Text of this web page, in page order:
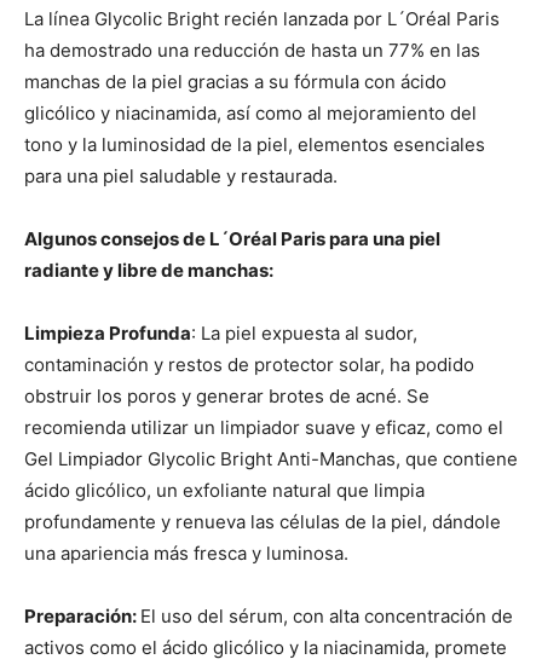
La línea Glycolic Bright recién lanzada por L´Oréal Paris
ha demostrado una reducción de hasta un 77% en las
manchas de la piel gracias a su fórmula con ácido
glicólico y niacinamida, así como al mejoramiento del
tono y la luminosidad de la piel, elementos esenciales
para una piel saludable y restaurada.
Algunos consejos de L´Oréal Paris para una piel
radiante y libre de manchas:
Limpieza Profunda: La piel expuesta al sudor,
contaminación y restos de protector solar, ha podido
obstruir los poros y generar brotes de acné. Se
recomienda utilizar un limpiador suave y eficaz, como el
Gel Limpiador Glycolic Bright Anti-Manchas, que contiene
ácido glicólico, un exfoliante natural que limpia
profundamente y renueva las células de la piel, dándole
una apariencia más fresca y luminosa.
Preparación: El uso del sérum, con alta concentración de
activos como el ácido glicólico y la niacinamida, promete